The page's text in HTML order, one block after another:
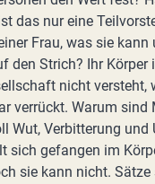
das nur eine
Frau, was sie
den Strich? Ihr
nicht
verrückt. Warum
Wut, Verbitterung und
sich gefangen im
sie kann nicht.